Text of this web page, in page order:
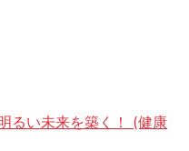
るい未来を築く！ (健康